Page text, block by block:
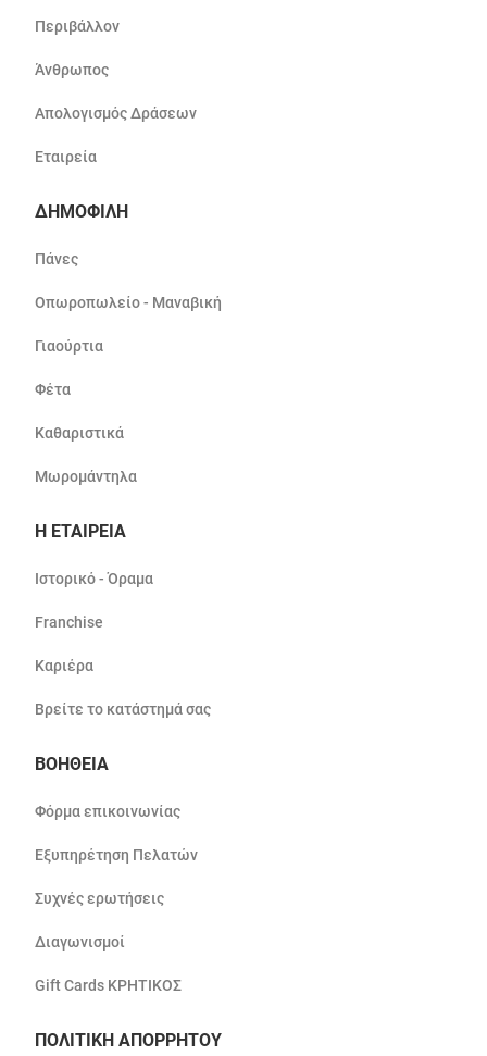
Περιβάλλον
Άνθρωπος
Απολογισμός Δράσεων
Εταιρεία
ΔΗΜΟΦΙΛΗ
Πάνες
Οπωροπωλείο - Μαναβική
Γιαούρτια
Φέτα
Καθαριστικά
Μωρομάντηλα
Η ΕΤΑΙΡΕΙΑ
Ιστορικό - Όραμα
Franchise
Καριέρα
Βρείτε το κατάστημά σας
ΒΟΗΘΕΙΑ
Φόρμα επικοινωνίας
Εξυπηρέτηση Πελατών
Συχνές ερωτήσεις
Διαγωνισμοί
Gift Cards ΚΡΗΤΙΚΟΣ
ΠΟΛΙΤΙΚΗ ΑΠΟΡΡΗΤΟΥ